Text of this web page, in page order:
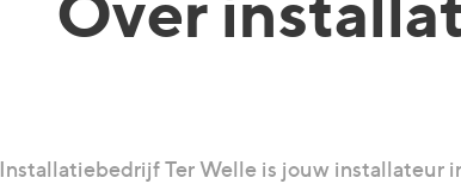
Installatiebedrijf Ter Welle is jouw installateur